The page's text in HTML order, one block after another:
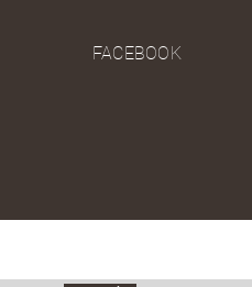
FACEBOOK